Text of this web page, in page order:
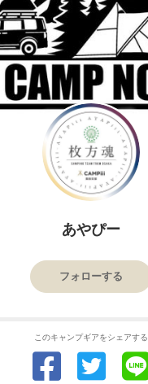
あやぴー
フォローする
このキャンプギアをシェアする